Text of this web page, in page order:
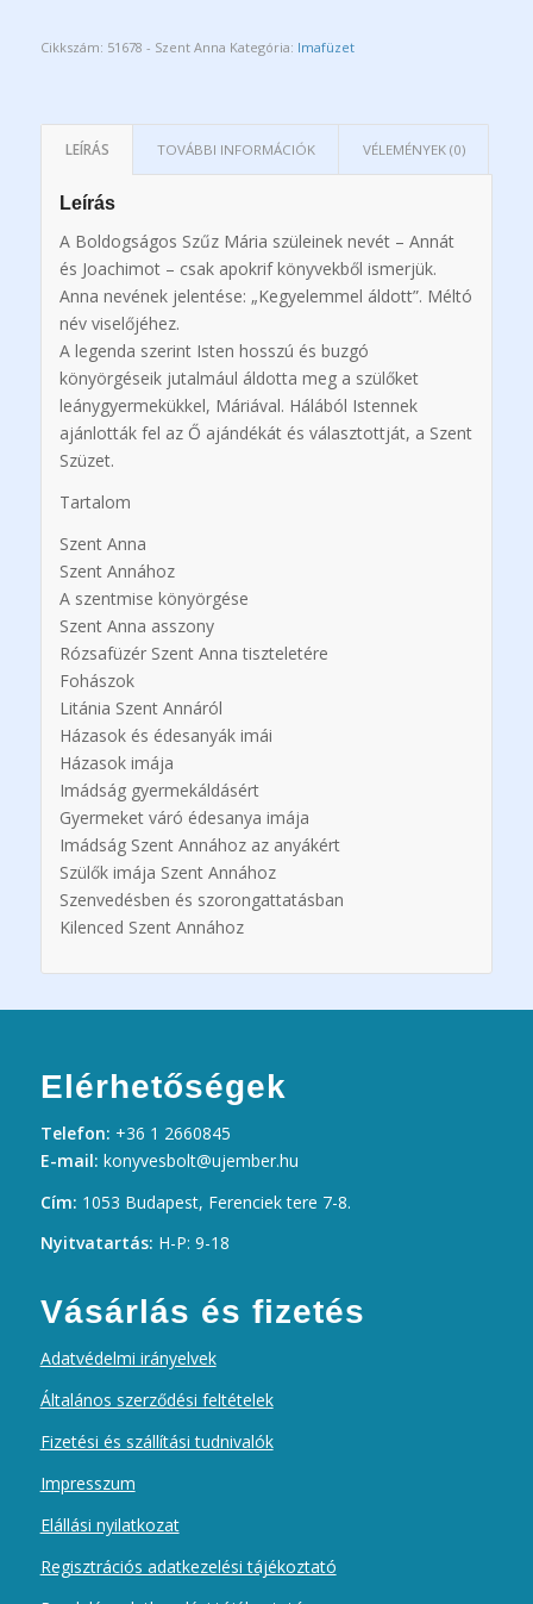
Cikkszám: 51678 - Szent Anna Kategória: Imafüzet
LEÍRÁS TOVÁBBI INFORMÁCIÓK VÉLEMÉNYEK (0)
Leírás
A Boldogságos Szűz Mária szüleinek nevét – Annát
és Joachimot – csak apokrif könyvekből ismerjük.
Anna nevének jelentése: „Kegyelemmel áldott”. Méltó
név viselőjéhez.
A legenda szerint Isten hosszú és buzgó
könyörgéseik jutalmául áldotta meg a szülőket
leánygyermekükkel, Máriával. Hálából Istennek
ajánlották fel az Ő ajándékát és választottját, a Szent
Szüzet.
Tartalom
Szent Anna
Szent Annához
A szentmise könyörgése
Szent Anna asszony
Rózsafüzér Szent Anna tiszteletére
Fohászok
Litánia Szent Annáról
Házasok és édesanyák imái
Házasok imája
Imádság gyermekáldásért
Gyermeket váró édesanya imája
Imádság Szent Annához az anyákért
Szülők imája Szent Annához
Szenvedésben és szorongattatásban
Kilenced Szent Annához
Elérhetőségek
Telefon: +36 1 2660845
E-mail: konyvesbolt@ujember.hu
Cím: 1053 Budapest, Ferenciek tere 7-8.
Nyitvatartás: H-P: 9-18
Vásárlás és fizetés
Adatvédelmi irányelvek
Általános szerződési feltételek
Fizetési és szállítási tudnivalók
Impresszum
Elállási nyilatkozat
Regisztrációs adatkezelési tájékoztató